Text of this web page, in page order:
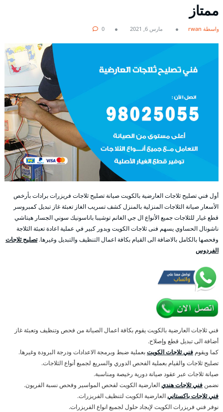
ممتاز
بواسطة rwan مارس 6, 2021 0
أول فني تصليح ثلاجات العارضية بالكويت صيانة تصليح ثلاجات فريزرات برادات بأرخص
الأسعار صيانة الثلاجات المنزلية بالمنزل كشف تسريب الغاز تعبئة غاز تبديل كمبروسر
قطع غيار للثلاجات جميع الأنواع ال جي الغانم توشيبا باناسونيك سوني الجسار هيتاشي
ناشونال الحساوي يسهم فنى ثلاجات الكويت وبدور كبير في عملية اعادة تعبئة الثلاجة
وفحصها بالكامل بالاضافة الى القيام بكافة اعمال التنظيف والتبديل وغيرها.تصليح ثلاجات
الفردوس
فني ثلاجات العارضية بالكويت يقوم بكافة اعمال الصيانة من فحص وتنظيف وتعبئة غاز
أضافة الى تبديل قطع وإصلاح.
كما ويقوم فني ثلاجات الكويتبعملية ضبط وبرمجة الاعدادات ودرجة البرودة وغيرها.
تصليح ثلاجات والقيام بعملية الفحص الدوري والسريع لجميع أنواع الثلاجات.
صيانة ثلاجات عبر عقود صيانة دورية رخيصة ومناسبة.
نضمن فني ثلاجات هنديالعارضية الكويت لفحص المواسير وفحص نسبة الفريون.
فني ثلاجات باكستانيالعارضية الكويت لتنظيف الفريزرات.
نوفر فني فريزرات الكويت لإيجاد حلول لجميع انواع الفريزرات.